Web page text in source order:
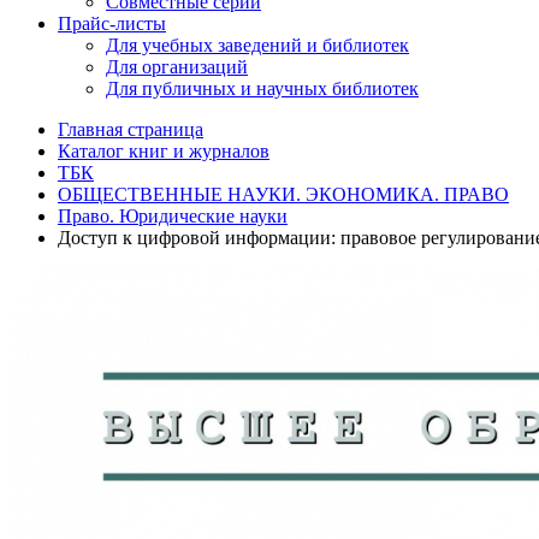
Прайс-листы
Для учебных заведений и библиотек
Для организаций
Для публичных и научных библиотек
Главная страница
Каталог книг и журналов
ТБК
ОБЩЕСТВЕННЫЕ НАУКИ. ЭКОНОМИКА. ПРАВО
Право. Юридические науки
Доступ к цифровой информации: правовое